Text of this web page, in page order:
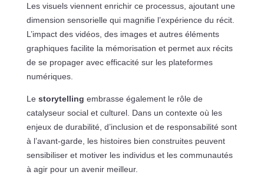
Les visuels viennent enrichir ce processus, ajoutant une
dimension sensorielle qui magnifie l’expérience du récit.
L’impact des vidéos, des images et autres éléments
graphiques facilite la mémorisation et permet aux récits
de se propager avec efficacité sur les plateformes
numériques.
Le storytelling embrasse également le rôle de
catalyseur social et culturel. Dans un contexte où les
enjeux de durabilité, d’inclusion et de responsabilité sont
à l’avant-garde, les histoires bien construites peuvent
sensibiliser et motiver les individus et les communautés
à agir pour un avenir meilleur.